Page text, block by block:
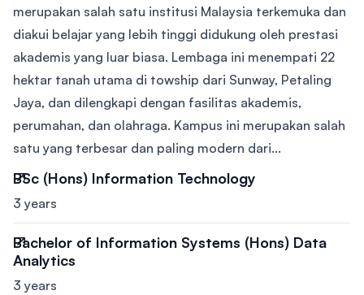
merupakan salah satu institusi Malaysia terkemuka dan
diakui belajar yang lebih tinggi didukung oleh prestasi
akademis yang luar biasa. Lembaga ini menempati 22
hektar tanah utama di towship dari Sunway, Petaling
Jaya, dan dilengkapi dengan fasilitas akademis,
perumahan, dan olahraga. Kampus ini merupakan salah
satu yang terbesar dan paling modern dari...
BSc (Hons) Information Technology
3 years
Bachelor of Information Systems (Hons) Data
Analytics
3 years